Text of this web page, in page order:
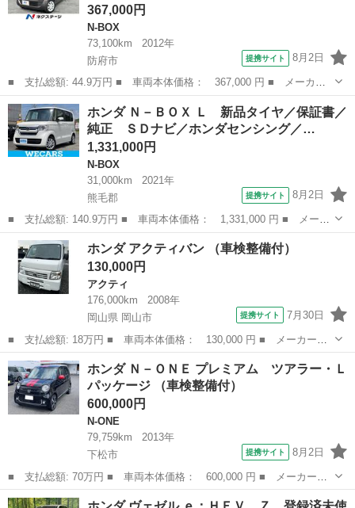
367,000円
N-BOX
73,100km
2012年
防府市
提携サイト 8月2日
■ 支払総額: 44.9万円 ■ 車両本体価格： 367,000 円 ■ メーカー
名： ホンダ ■ 車種名： Ｎ－ＢＯＸ＋ ■ グレード名： ２トー
ンカラースタイル Ｇ・Ｌパッケージ 電動スライドドア スマート
キー オート...
山口 防府市 N-BOX
ホンダ Ｎ－ＢＯＸ Ｌ 新品タイヤ／保証書／
純正 ＳＤナビ／ホンダセンシング／…
1,331,000円
N-BOX
31,000km
2021年
熊毛郡
提携サイト 8月2日
■ 支払総額: 140.9万円 ■ 車両本体価格： 1,331,000 円 ■ メーカ
ー名： ホンダ ■ 車種名： Ｎ－ＢＯＸ ■ グレード名： Ｌ 新
品タイヤ／保証書／純正 ＳＤナビ／ホンダセンシング／電動スライ
ドドア／...
山口 熊毛郡 N-BOX
ホンダ アクティバン （車検整備付）
130,000円
アクティ
176,000km
2008年
岡山県 岡山市
提携サイト 7月30日
■ 支払総額: 18万円 ■ 車両本体価格： 130,000 円 ■ メーカー
名： ホンダ ■ 車種名： アクティバン ■ グレード名： ■ 排
気量： 660cc ■ ドア枚数： 5D ■ ミッション： インパネAT ■...
岡山 岡山市 アクティ
ホンダ Ｎ－ＯＮＥ プレミアム ツアラー・Ｌ
パッケージ （車検整備付）
600,000円
N-ONE
79,759km
2013年
下松市
提携サイト 8月2日
■ 支払総額: 70万円 ■ 車両本体価格： 600,000 円 ■ メーカー
名： ホンダ ■ 車種名： Ｎ－ＯＮＥ ■ グレード名： プレミア
山口 下松市 N-ONE